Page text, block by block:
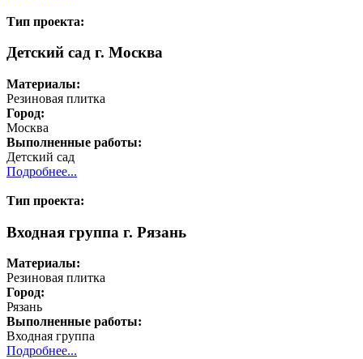
Тип проекта:
Детский сад г. Москва
Материалы:
Резиновая плитка
Город:
Москва
Выполненные работы:
Детский сад
Подробнее...
Тип проекта:
Входная группа г. Рязань
Материалы:
Резиновая плитка
Город:
Рязань
Выполненные работы:
Входная группа
Подробнее...